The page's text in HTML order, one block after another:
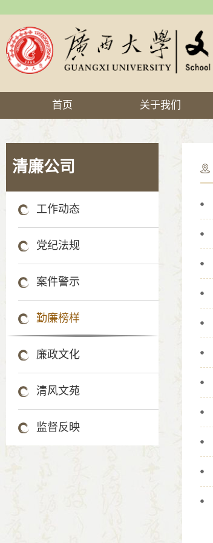
首页 关于我们
清廉公司
工作动态
党纪法规
案件警示
勤廉榜样
廉政文化
清风文苑
监督反映